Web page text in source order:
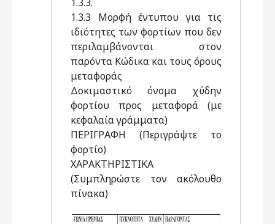
1.3.3 Μορφή έντυπου για τις
ιδιότητες των φορτίων που δεν
περιλαμβάνονται στον
παρόντα Κώδικα και τους όρους
μεταφοράς
Δοκιμαστικό όνομα χύδην
φορτίου προς μεταφορά (με
κεφαλαία γράμματα)
ΠΕΡΙΓΡΑΦΗ (Περιγράψτε το
φορτίο)
ΧΑΡΑΚΤΗΡΙΣΤΙΚΑ
(Συμπληρώστε τον ακόλουθο
πίνακα)